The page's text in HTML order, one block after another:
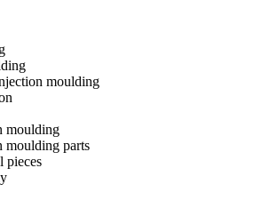
moulding
moulding
moulding parts
pieces